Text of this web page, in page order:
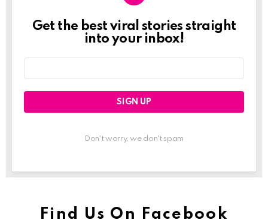
Newslett
Get the best viral stories straight
into your inbox!
Don't worry, we don't spam
Find Us On Facebook